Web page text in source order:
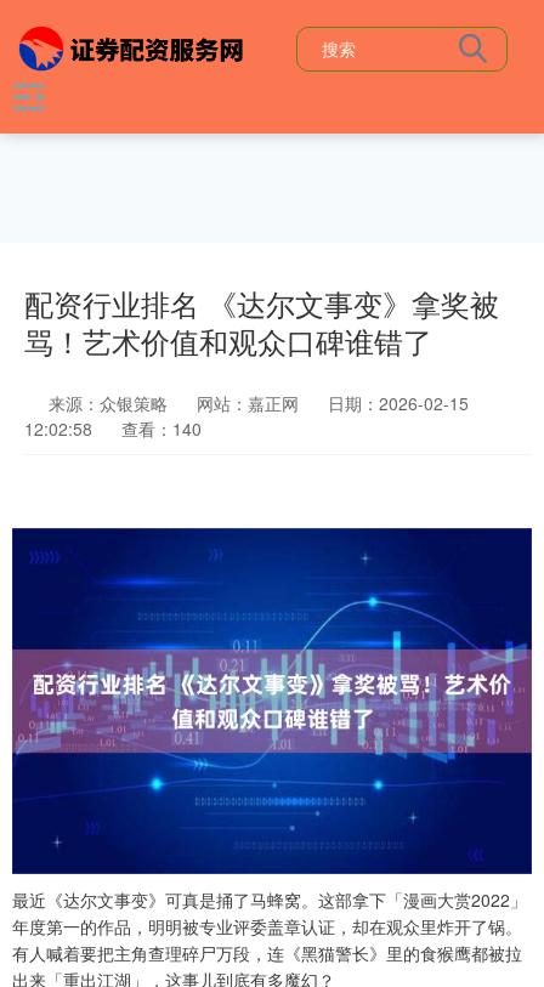
配资行业排名 《达尔文事变》拿奖被
骂！艺术价值和观众口碑谁错了
来源：众银策略 网站：嘉正网
日期：2026-02-15
12:02:58
查看：140
最近《达尔文事变》可真是捅了马蜂窝。这部拿下「漫画大赏2022」
年度第一的作品，明明被专业评委盖章认证，却在观众里炸开了锅。
有人喊着要把主角查理碎尸万段，连《黑猫警长》里的食猴鹰都被拉
出来「重出江湖」，这事儿到底有多魔幻？